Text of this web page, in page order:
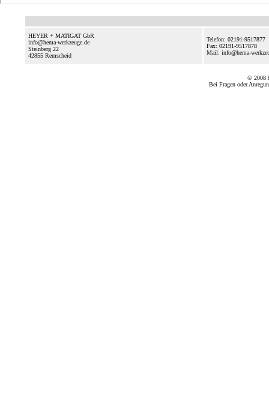
HEYER + MATIGAT GbR
info@hema-werkzeuge.de
Steinberg 22
42855 Remscheid
Telefon: 02191-9517877
Fax: 02191-9517878
Mail: info@hema-
© 2008
Bei Fragen oder